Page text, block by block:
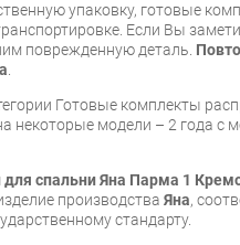
упаковку, готовые
Если Вы
поврежденную деталь.
.
Готовые комплекты
некоторые модели – 2 года с
спальни Яна Парма 1
производства Яна,
стандарту.